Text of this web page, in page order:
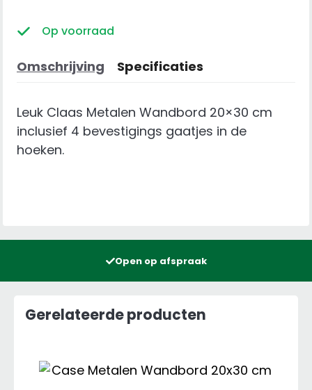
20x30
aantal
Op voorraad
Omschrijving Specificaties
Leuk Claas Metalen Wandbord 20×30 cm
inclusief 4 bevestigings gaatjes in de
hoeken.
Open op afspraak
Gerelateerde producten